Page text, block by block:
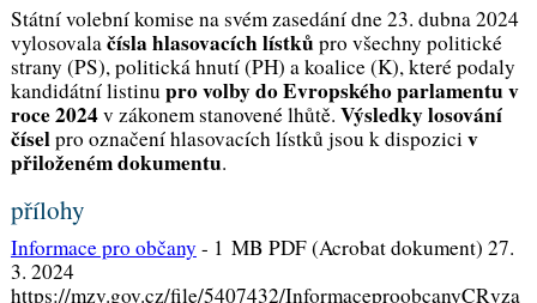
Státní volební komise na svém zasedání dne 23. dubna 2024
vylosovalačísla hlasovacích lístkůpro všechny politické
strany (PS), politická hnutí (PH) a koalice (K), které podaly
kandidátní listinu pro volby do Evropského parlamentu v
roce 2024v zákonem stanovené lhůtě. Výsledky losování
číselpro označení hlasovacích lístků jsou k dispoziciv
přiloženém dokumentu.
přílohy
Informace pro občany - 1 MB PDF (Acrobat dokument) 27.
3. 2024
https://mzv.gov.cz/file/5407432/InformaceproobcanyCRvza